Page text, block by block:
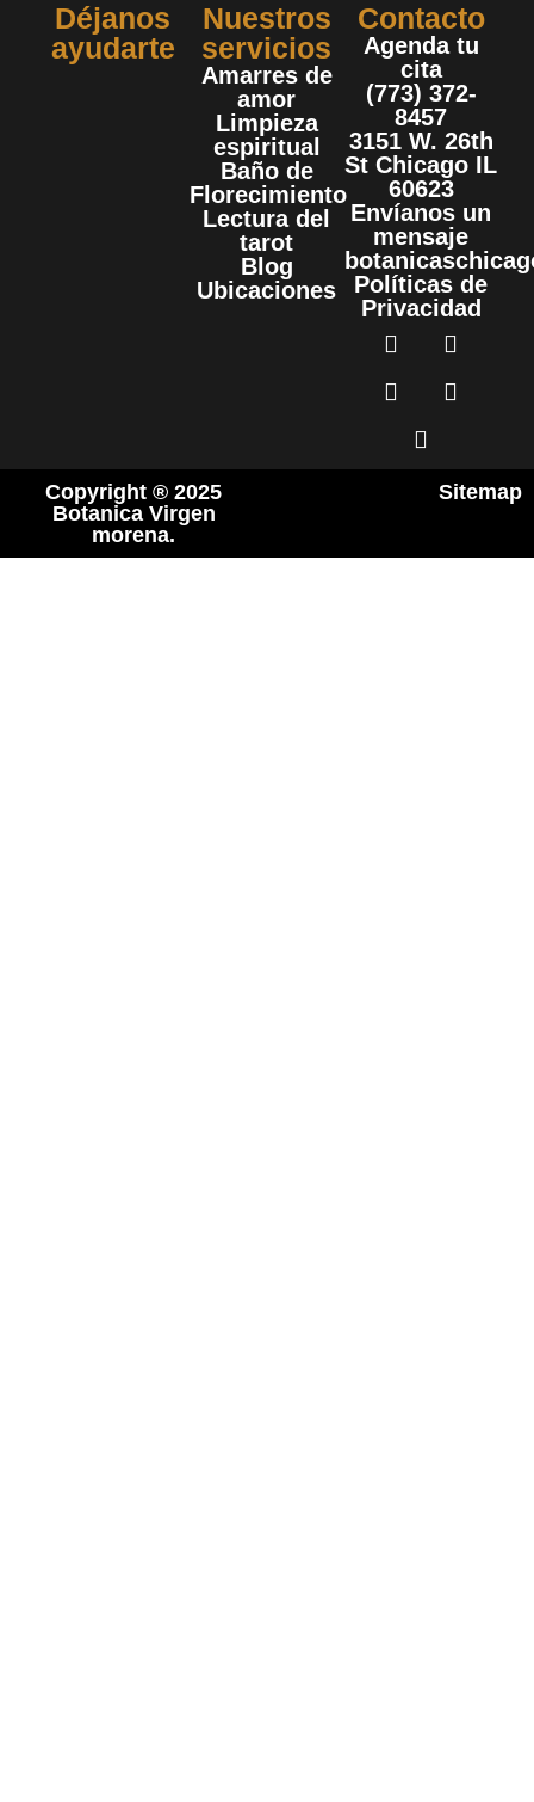
Déjanos
ayudarte
Nuestros
servicios
Amarres de
amor
Limpieza
espiritual
Baño de
Florecimiento
Lectura del
tarot
Blog
Ubicaciones
Contacto
Agenda tu
cita
(773) 372-
8457
3151 W. 26th
St Chicago IL
60623
Envíanos un
mensaje
Políticas de
Privacidad
Copyright ® 2025
Botanica Virgen
morena.
Sitemap